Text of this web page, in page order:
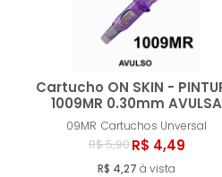
Cartucho ON SKIN -
1009MR 0.30mm AVULSA
09MR Cartuchos Unversal
R$ 5,90R$ 4,49
R$ 4,27 à vista